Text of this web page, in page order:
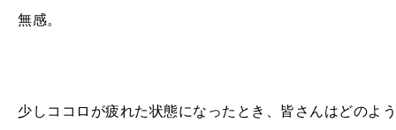
無感。
少しココロが疲れた状態になったとき、皆さんはどのよ